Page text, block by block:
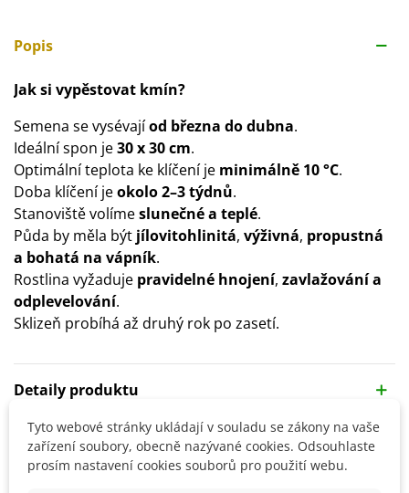
Popis
Jak si vypěstovat kmín?
Semena se vysévajíod března do dubna.
Ideální spon je30 x 30 cm.
Optimální teplota ke klíčení je minimálně 10 °C.
Doba klíčení jeokolo 2–3 týdnů.
Stanoviště volímeslunečné a teplé.
Půda by měla být jílovitohlinitá, výživná, propustná
a bohatá na vápník.
Rostlina vyžaduje pravidelné hnojení, zavlažování a
odplevelování.
Sklizeň probíhá až druhý rok po zasetí.
Detaily produktu
SOUVISEJÍCÍ PRODUKTY
Tyto webové stránky ukládají v souladu se zákony na vaše
zařízení soubory, obecně nazývané cookies. Odsouhlaste
prosím nastavení cookies souborů pro použití webu.